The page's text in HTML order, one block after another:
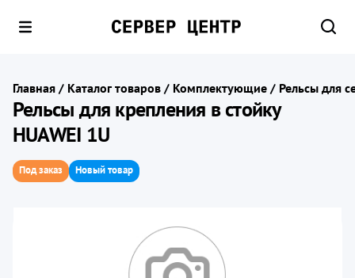
Главная / Каталог товаров / Комплектующие / Рельсы для
Рельсы для крепления в стойку
HUAWEI 1U
Под заказ Новый товар